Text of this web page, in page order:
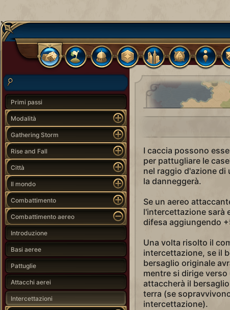
Primi passi
Modalità
Gathering Storm
Rise and Fall
Città
Il mondo
Combattimento
Combattimento aereo
Introduzione
Basi aeree
Pattuglie
Attacchi aerei
Intercettazioni
I caccia possono
per pattugliare le
nel raggio d'azione
la danneggerà.
Se un aereo
l'intercettazione sarà
difesa aggiungendo
Una volta risolto il
intercettazione, se il
bersaglio originale
mentre si dirige
attaccherà il
terra (se
intercettazione).